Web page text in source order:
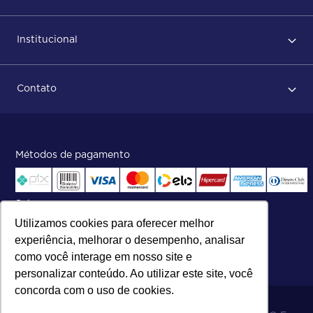
Utilizamos cookies para oferecer melhor
experiência, melhorar o desempenho, analisar
como você interage em nosso site e
personalizar conteúdo. Ao utilizar este site, você
concorda com o uso de cookies.
Após conclusão do pedido
Status do pedido e acompanhamento da entrega
Institucional
ISO
Contato
Central de atendimento:
Telefone:(27) 2121-9000
Segunda a Sexta das 8h às 17h30
Métodos de pagamento
Selos